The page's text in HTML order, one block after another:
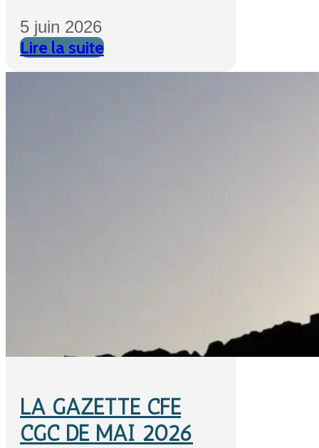
5 juin 2026
Lire la suite
LA GAZETTE CFE
CGC DE MAI 2026